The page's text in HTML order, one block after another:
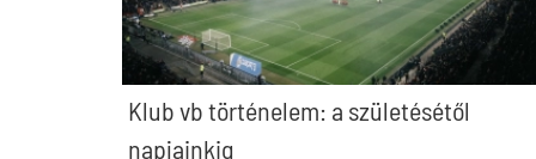
Klub vb történelem: a születésétől
napjainkig